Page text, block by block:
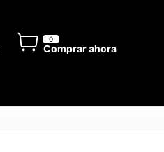
0
Comprar ahora